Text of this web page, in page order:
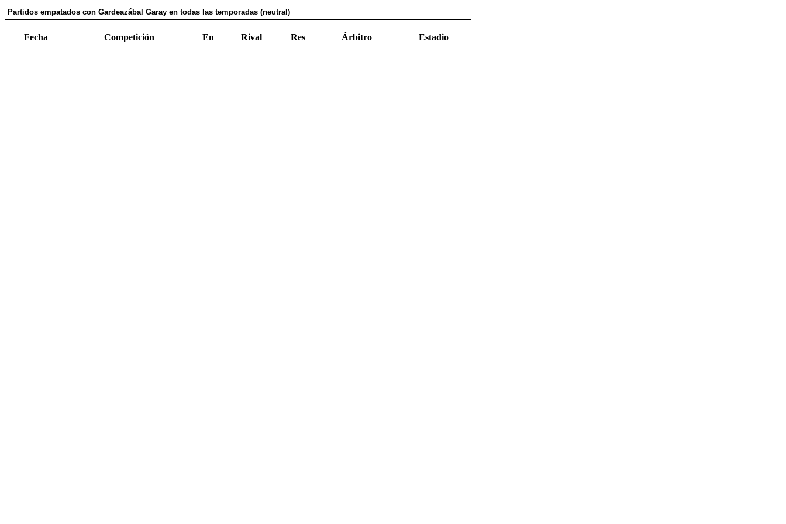
Partidos empatados con Gardeazábal Garay en todas las temporadas (neutral)
Fecha Competición En Rival Res Árbitro Estadio